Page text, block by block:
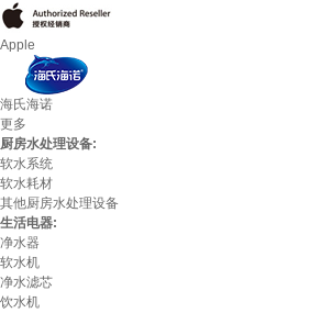
Apple
海氏海诺
更多
厨房水处理设备:
软水系统
软水耗材
其他厨房水处理设备
生活电器:
净水器
软水机
净水滤芯
饮水机